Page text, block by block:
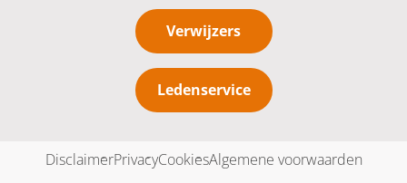
Verwijzers
Ledenservice
DisclaimerPrivacyCookiesAlgemene voorwaarden